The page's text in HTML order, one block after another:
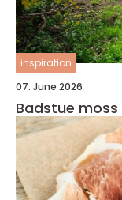
inspiration
07. June 2026